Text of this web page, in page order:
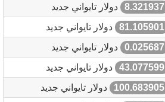
8.321937
دولار تايواني جديد
81.105901
دولار تايواني جديد
0.025687
دولار تايواني جديد
43.077599
دولار تايواني جديد
100.683905
دولار تايواني جديد